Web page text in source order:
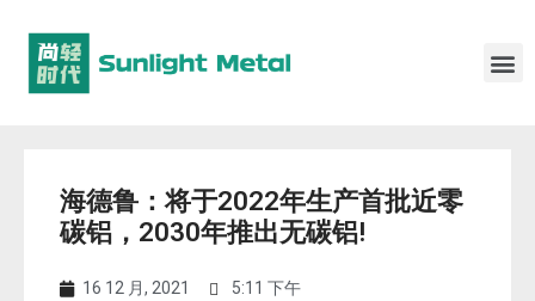
海德鲁：将于2022年生产首批近零
碳铝，2030年推出无碳铝!
16 12 月, 2021 5:11 下午